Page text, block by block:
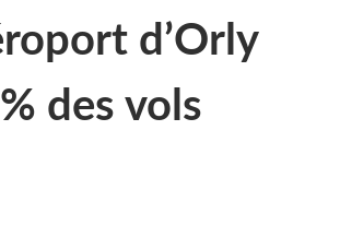
d’Orly
des vols